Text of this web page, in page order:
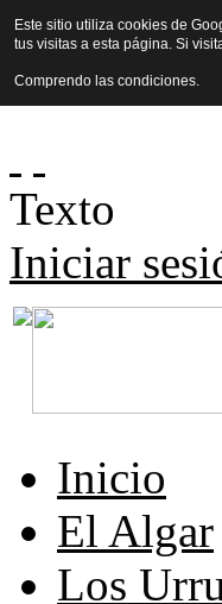
Texto
Iniciar
Inicio
El Algar
Los
Este sitio utiliza cookies de
tus visitas a esta página. Si
Comprendo las condiciones.